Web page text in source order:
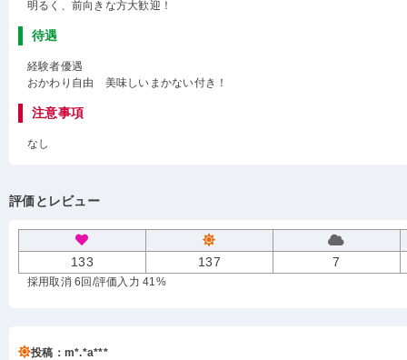
明るく、前向きな方大歓迎！
待遇
経験者優遇
おかわり自由 美味しいまかない付き！
注意事項
なし
評価とレビュー
133 137 7
採用取消 6回 /評価入力 41%
投稿：m*.*a***